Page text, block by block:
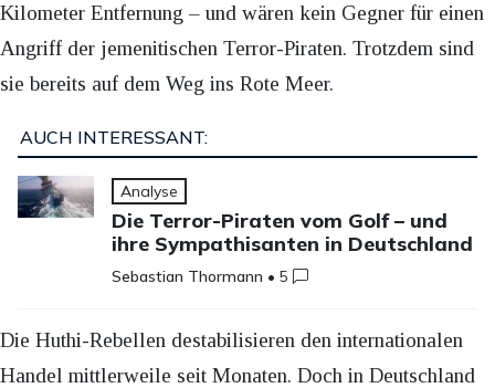
Kilometer Entfernung – und wären kein Gegner für einen
Angriff der jemenitischen Terror-Piraten. Trotzdem sind
sie bereits auf dem Weg ins Rote Meer.
AUCH INTERESSANT:
Analyse
Die Terror-Piraten vom Golf – und
ihre Sympathisanten in Deutschland
Sebastian Thormann •5
Die Huthi-Rebellen destabilisieren den internationalen
Handel mittlerweile seit Monaten. Doch in Deutschland